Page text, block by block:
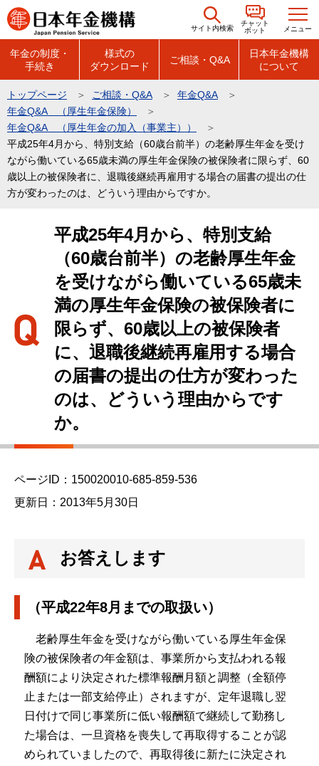
こ
の
の
先
頭
で
す
サイト内検索
チャット
ボット
メニュー
年金の制度・
手続き
様式の
ダウンロード
ご相談・Q&A
日本年金機構
について
トップページ ご相談・Q&A
年金Q&A
年金Q&A （厚生年金保険）
年金Q&A （厚生年金の加入（事業主））
平成25年4月から、特別支給（60歳台前半）の老齢厚生年金を受け
ながら働いている65歳未満の厚生年金保険の被保険者に限らず、60
歳以上の被保険者に、退職後継続再雇用する場合の届書の提出の仕
方が変わったのは、どういう理由からですか。
平成25年4月から、特別支給
（60歳台前半）の老齢厚生年金
を受けながら働いている65歳未
満の厚生年金保険の被保険者に
限らず、60歳以上の被保険者
に、退職後継続再雇用する場合
の届書の提出の仕方が変わった
のは、どういう理由からです
か。
ページID：150020010-685-859-536
更新日：2013年5月30日
お答えします
（平成22年8月までの取扱い）
老齢厚生年金を受けながら働いている厚生年金保
険の被保険者の年金額は、事業所から支払われる報
酬額により決定された標準報酬月額と調整（全額停
止または一部支給停止）されますが、定年退職し翌
日付けで同じ事業所に低い報酬額で継続して勤務し
た場合は、一旦資格を喪失して再取得することが認
められていましたので、再取得後に新たに決定され